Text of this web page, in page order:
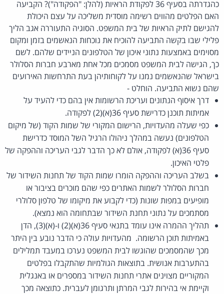
כהגדרתה בסעיף 36 לפקודת הראיות (להלן: "הפקודה")? הקביעה
האם הפלטים מהווים רשימה מוסדית משליכה על עצם היכולת
להגישם לתיק הראיות של בית המשפט. הסוגיה התעוררה אגב הליך
פלילי שבו בקשה התביעה להוכיח את נוכחות הנאשמים בזמן ומקום
מסוימים באמצעות נתוני איכון של הטלפונים הניידים שלהם. לשם
כך, הגישה לבית המשפט מסמכים מכל אחת מארבע חברות הסלולר
בישראל שהנאשמים נמנו על לקוחותיהן בעת התרחשות האירועים
שהם נשוא התביעה. הוחלט -
דרך איסוף הנתונים ועריכת הרשומות אין בהם כדי להעיד על
אמיתות תוכנן כדרישת סעיף 36(א)(2) לפקודה.
כפי שעלה מהעדויות, הרישום המקורי של שמות הקוד (של מיקום
הטלפונים) נעשה במהלך ניהולו הרגיל השל המוסד כדרישת
סעיף 36(א) לפקודה, אולם לא כך הדבר לגבי העריכה וההפקה של
פלטי האיכון.
בשלב העריכה וההפקה הומרו שמות הקוד של תחנות השידור של
חברות הסלולר לשמות האתרים כפי שהם מוכרים בציבור או
מופיעים במפות שונות (כדי לקבוע את מיקומו של טלפון סלולרי
מסתמכים על נתוני תחנת השידור שבתחומה הוא נמצא).
תהליך ההמרה אינו עומד בתנאי סעיף 36(א)(2) ו-(א)(3), הדן
באמיתות תוכן הרשומה. מהעדויות עולה כי הדבר נובע בין היתר
מכך שהמסמכים שהוגשו לבית המשפט נערכו במעבד תמלילים
בהתערבות אנושית. בתוצאות הגולמיות שהתקבלו בפלטים
המקוריים מצוינים אתרי תחנות השידור במספרים או באנגלית
וקיימת אי בהירות לגבי המרתן ותרגומן לעברית. כתוצאה מכך